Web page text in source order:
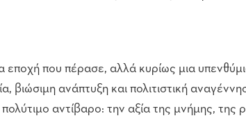
που πέρασε, αλλά κυρίως μια
βιώσιμη ανάπτυξη και πολιτιστική
αντίβαρο: την αξία της μνήμης, της